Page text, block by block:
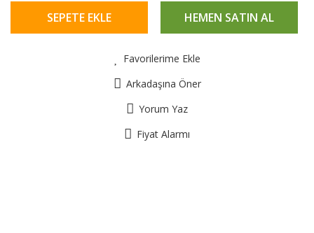
SEPETE EKLE HEMEN SATIN AL
Favorilerime Ekle
Arkadaşına Öner
Yorum Yaz
Fiyat Alarmı